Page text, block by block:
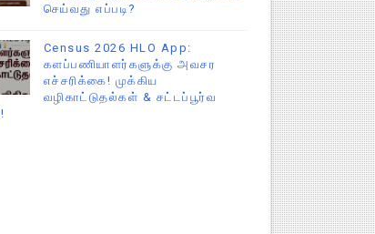
செய்வது எப்படி?
Census 2026 HLO App:
களப்பணியாளர்களுக்கு அவசர
எச்சரிக்கை! முக்கிய
வழிகாட்டுதல்கள் & சட்டப்பூர்வ